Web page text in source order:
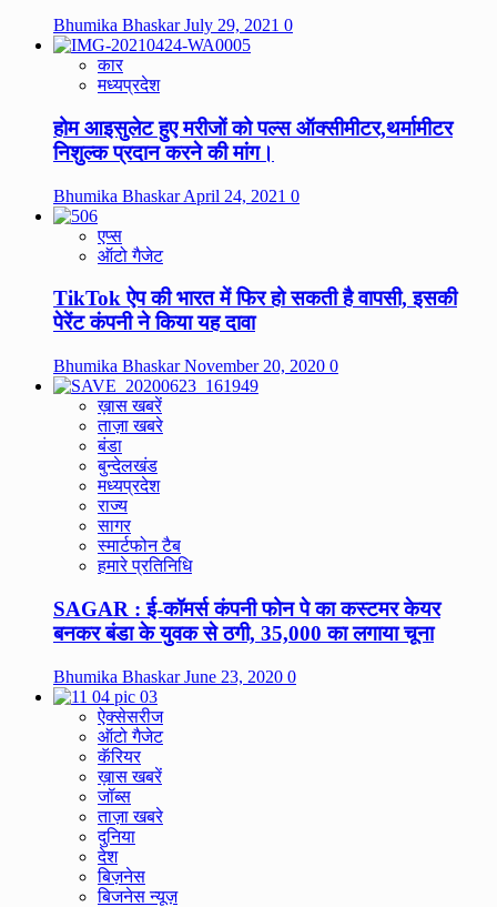
Bhumika BhaskarJuly 29, 2021 0
कार
मध्यप्रदेश
होम आइसुलेट हुए मरीजों को पल्स ऑक्सीमीटर,थर्मामीटर
निशुल्क प्रदान करने की मांग।
Bhumika BhaskarApril 24, 2021 0
एप्स
ऑटो गैजेट
TikTok ऐप की भारत में फिर हो सकती है वापसी, इसकी
पेरेंट कंपनी ने किया यह दावा
Bhumika BhaskarNovember 20, 2020 0
ख़ास खबरें
ताज़ा खबरे
बंडा
बुन्देलखंड
मध्यप्रदेश
राज्य
सागर
स्मार्टफोन टैब
हमारे प्रतिनिधि
SAGAR : ई-कॉमर्स कंपनी फोन पे का कस्टमर केयर
बनकर बंडा के युवक से ठगी, 35,000 का लगाया चूना
Bhumika BhaskarJune 23, 2020 0
ऐक्सेसरीज
ऑटो गैजेट
कॅरियर
ख़ास खबरें
जॉब्स
ताज़ा खबरे
दुनिया
देश
बिज़नेस
बिजनेस न्यूज़